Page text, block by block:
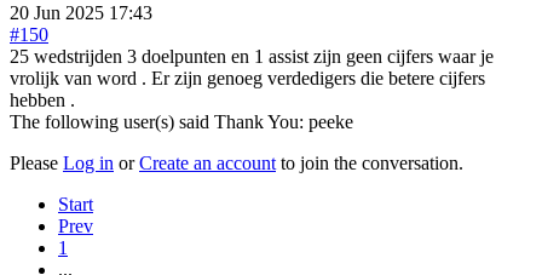
20 Jun 2025 17:43
#150
25 wedstrijden 3 doelpunten en 1 assist zijn geen cijfers waar je
vrolijk van word . Er zijn genoeg verdedigers die betere cijfers
hebben .
The following user(s) said Thank You: peeke
Please Log in orCreate an account to join the conversation.
Start
Prev
1
...